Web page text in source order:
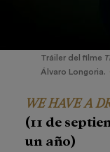
Tráiler del filme
Álvaro Longoria.
WE HAVE A
(11 de
un año)